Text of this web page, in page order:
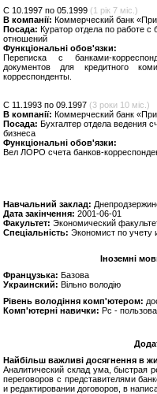
C 10.1997 по 05.1999 (1 рік 7 міс.)
В компанії: Коммерческий банк
Посада: Куратор отдела по работе с
отношений
Функціональні обов'язки:
Переписка с банками-
документов для кредитного
корреспонденты.
C 11.1993 по 09.1997 (3 роки 10 міс.)
В компанії: Коммерческий банк
Посада: Бухгалтер отдела ведения
бизнеса
Функціональні обов'язки:
Вел ЛОРО счета банков-
Навчальний заклад:
Дата закінчення: 2001-06-01
Факультет: Экономический
Спеціальність: Экономист по учету
Іноземні
Французька: Базова
Украинский: Вільно володію
Рівень володіння комп'ютером:
Комп'ютерні навички: Pc -
Найбільш важливі досягнення в
Аналитический склад ума, быстрая
переговоров с представителями
и редактировании договоров, в